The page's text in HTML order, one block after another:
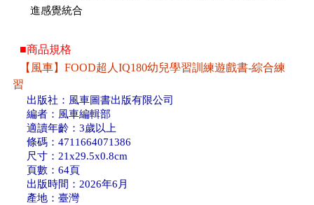
進感覺統合
■商品規格
【風車】FOOD超人IQ180幼兒學習訓練遊戲書-綜合練
習
出版社：風車圖書出版有限公司
編者：風車編輯部
適讀年齡：3歲以上
條碼：4711664071386
尺寸：21x29.5x0.8cm
頁數：64頁
出版時間：2026年6月
產地：臺灣